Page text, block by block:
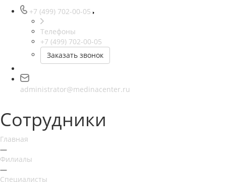
+7 (499) 702-00-05
Телефоны
+7 (499) 702-00-05
Заказать звонок
administrator@medinacenter.ru
Сотрудники
Главная
—
Филиалы
—
Специалисты